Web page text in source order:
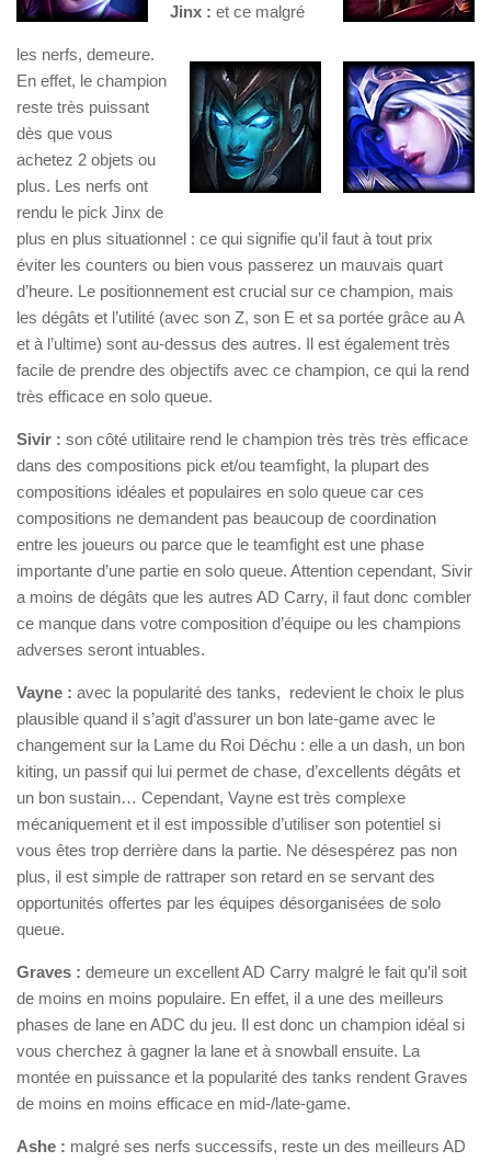
Jinx : et ce malgré
les nerfs, demeure.
En effet, le champion
reste très puissant
dès que vous
achetez 2 objets ou
plus. Les nerfs ont
rendu le pick Jinx de
plus en plus situationnel : ce qui signifie qu’il faut à tout prix
éviter les counters ou bien vous passerez un mauvais quart
d’heure. Le positionnement est crucial sur ce champion, mais
les dégâts et l’utilité (avec son Z, son E et sa portée grâce au A
et à l’ultime) sont au-dessus des autres. Il est également très
facile de prendre des objectifs avec ce champion, ce qui la rend
très efficace en solo queue.
Sivir : son côté utilitaire rend le champion très très très efficace
dans des compositions pick et/ou teamfight, la plupart des
compositions idéales et populaires en solo queue car ces
compositions ne demandent pas beaucoup de coordination
entre les joueurs ou parce que le teamfight est une phase
importante d’une partie en solo queue. Attention cependant, Sivir
a moins de dégâts que les autres AD Carry, il faut donc combler
ce manque dans votre composition d’équipe ou les champions
adverses seront intuables.
Vayne : avec la popularité des tanks, redevient le choix le plus
plausible quand il s’agit d’assurer un bon late-game avec le
changement sur la Lame du Roi Déchu : elle a un dash, un bon
kiting, un passif qui lui permet de chase, d’excellents dégâts et
un bon sustain… Cependant, Vayne est très complexe
mécaniquement et il est impossible d’utiliser son potentiel si
vous êtes trop derrière dans la partie. Ne désespérez pas non
plus, il est simple de rattraper son retard en se servant des
opportunités offertes par les équipes désorganisées de solo
queue.
Graves : demeure un excellent AD Carry malgré le fait qu’il soit
de moins en moins populaire. En effet, il a une des meilleurs
phases de lane en ADC du jeu. Il est donc un champion idéal si
vous cherchez à gagner la lane et à snowball ensuite. La
montée en puissance et la popularité des tanks rendent Graves
de moins en moins efficace en mid-/late-game.
Ashe : malgré ses nerfs successifs, reste un des meilleurs AD